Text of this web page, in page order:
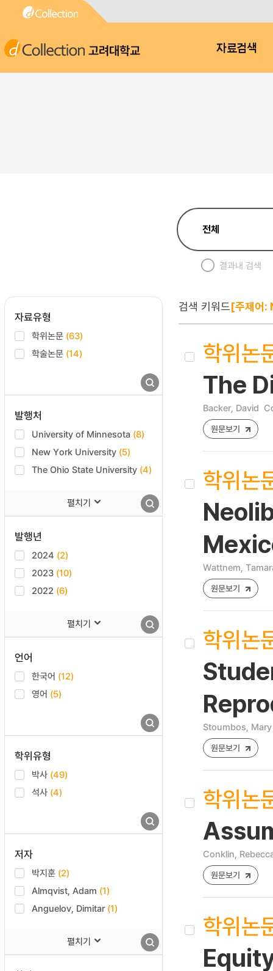
고려대학교 자료검색
결과내 검색
자료유형
학위논문 (63)
학술논문 (14)
발행처
University of Minnesota (8)
New York University (5)
The Ohio State University (4)
펼치기
발행년
2024 (2)
2023 (10)
2022 (6)
펼치기
언어
한국어 (12)
영어 (5)
학위유형
박사 (49)
석사 (4)
저자
박지훈 (2)
Almqvist, Adam (1)
Anguelov, Dimitar (1)
펼치기
검색 키워드[주제어:
학위논
The
Backer, David
원문보기
학위논
Wattnem,
원문보기
학위논
Stoumbos,
원문보기
학위논
Conklin,
원문보기
학위논